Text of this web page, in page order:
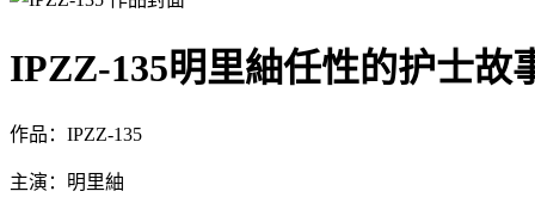
IPZZ-135明里紬任性的护士故
作品：IPZZ-135
主演：明里紬